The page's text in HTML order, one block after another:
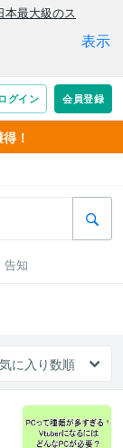
！
告知